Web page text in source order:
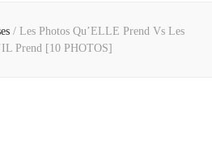
/ Les Photos Qu’ELLE Prend Vs Les
Prend [10 PHOTOS]